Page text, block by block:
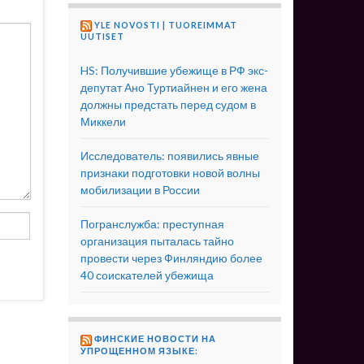
YLE NOVOSTI | TUOREIMMAT
UUTISET
HS: Получившие убежище в РФ экс-
депутат Ано Туртиайнен и его жена
должны предстать перед судом в
Миккели
Исследователь: появились явные
признаки подготовки новой волны
мобилизации в России
Погранслужба: преступная
организация пыталась тайно
провести через Финляндию более
40 соискателей убежища
ФИНСКИЕ НОВОСТИ НА
УПРОЩЕННОМ ЯЗЫКЕ: